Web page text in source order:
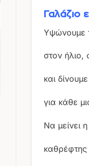
Γαλάζιο
Υψώνουμε
στον ήλιο,
και
για κάθε
Να μείνει